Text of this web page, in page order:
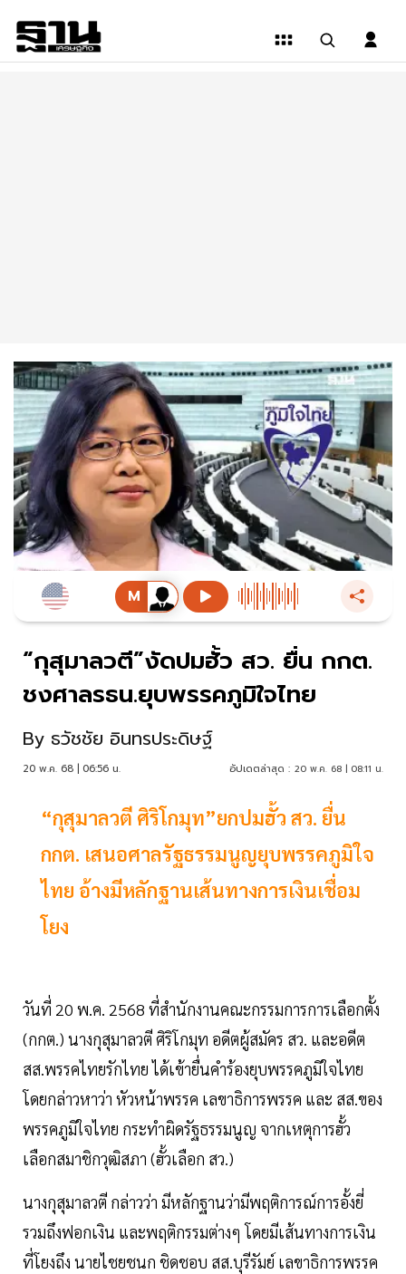
“กุสุมาลวตี”งัดปมฮั้ว สว. ยื่น กกต.
ชงศาลรธน.ยุบพรรคภูมิใจไทย
By ธวัชชัย อินทรประดิษฐ์
20 พ.ค. 68 | 06:56 น. อัปเดตล่าสุด : 20 พ.ค. 68 | 08:11 น.
“กุสุมาลวตี ศิริโกมุท”ยกปมฮั้ว สว. ยื่น
กกต. เสนอศาลรัฐธรรมนูญยุบพรรคภูมิใจ
ไทย อ้างมีหลักฐานเส้นทางการเงินเชื่อม
โยง
วันที่ 20 พ.ค. 2568 ที่สำนักงานคณะกรรมการการเลือกตั้ง
(กกต.) นางกุสุมาลวตี ศิริโกมุท อดีตผู้สมัคร สว. และอดีต
สส.พรรคไทยรักไทย ได้เข้ายื่นคำร้องยุบพรรคภูมิใจไทย
โดยกล่าวหาว่า หัวหน้าพรรค เลขาธิการพรรค และ สส.ของ
พรรคภูมิใจไทย กระทำผิดรัฐธรรมนูญ จากเหตุการฮั้ว
เลือกสมาชิกวุฒิสภา (ฮั้วเลือก สว.)
นางกุสุมาลวตี กล่าวว่า มีหลักฐานว่ามีพฤติการณ์การอั้งยี่
รวมถึงฟอกเงิน และพฤติกรรมต่างๆ โดยมีเส้นทางการเงิน
ที่โยงถึง นายไชยชนก ชิดชอบ สส.บุรีรัมย์ เลขาธิการพรรค